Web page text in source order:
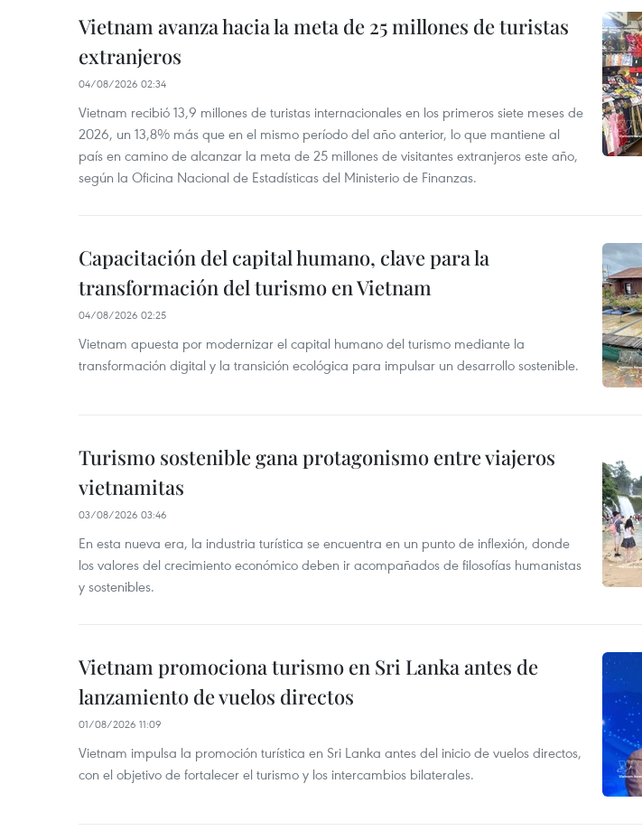
Vietnam avanza hacia la meta de 25 millones de turistas
extranjeros
04/08/2026 02:34
Vietnam recibió 13,9 millones de turistas internacionales en los primeros siete meses de
2026, un 13,8% más que en el mismo período del año anterior, lo que mantiene al
país en camino de alcanzar la meta de 25 millones de visitantes extranjeros este año,
según la Oficina Nacional de Estadísticas del Ministerio de Finanzas.
Capacitación del capital humano, clave para la
transformación del turismo en Vietnam
04/08/2026 02:25
Vietnam apuesta por modernizar el capital humano del turismo mediante la
transformación digital y la transición ecológica para impulsar un desarrollo sostenible.
Turismo sostenible gana protagonismo entre viajeros
vietnamitas
03/08/2026 03:46
En esta nueva era, la industria turística se encuentra en un punto de inflexión, donde
los valores del crecimiento económico deben ir acompañados de filosofías humanistas
y sostenibles.
Vietnam promociona turismo en Sri Lanka antes de
lanzamiento de vuelos directos
01/08/2026 11:09
Vietnam impulsa la promoción turística en Sri Lanka antes del inicio de vuelos directos,
con el objetivo de fortalecer el turismo y los intercambios bilaterales.